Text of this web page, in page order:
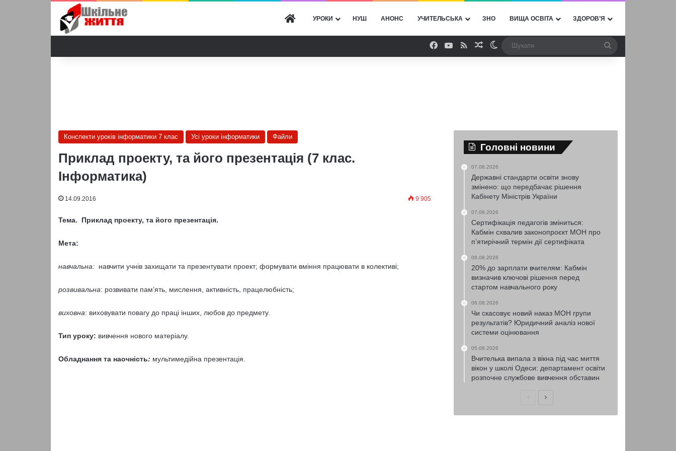
ГОЛОВНА
УРОКИ НУШ АНОНС УЧИТЕЛЬСЬКА ЗНО ВИЩА ОСВІТА ЗДОРОВ’Я
Facebook
YouTube
RSSВипадкова стаття
Switch skin
Конспекти уроків інформатики 7 клас Усі уроки інформатики Файли
Приклад проекту, та його презентація (7 клас.
Інформатика)
14.09.2016 9 905
Тема. Приклад проекту, та його презентація.
Мета:
навчальна: навчити учнів захищати та презентувати проект; формувати вміння працювати в колективі;
розвивальна: розвивати пам’ять, мислення, активність, працелюбність;
виховна: виховувати повагу до праці інших, любов до предмету.
Тип уроку: вивчення нового матеріалу.
Обладнання та наочність: мультимедійна презентація.
Головні новини
07.08.2026
Державні стандарти освіти знову
змінено: що передбачає рішення
Кабінету Міністрів України
07.08.2026
Сертифікація педагогів зміниться:
Кабмін схвалив законопроєкт МОН про
п’ятирічний термін дії сертифіката
06.08.2026
20% до зарплати вчителям: Кабмін
визначив ключові рішення перед
стартом навчального року
06.08.2026
Чи скасовує новий наказ МОН групи
результатів? Юридичний аналіз нової
системи оцінювання
05.08.2026
Вчителька випала з вікна під час миття
вікон у школі Одеси: департамент освіти
розпочне службове вивчення обставин
ПопередняНаступна